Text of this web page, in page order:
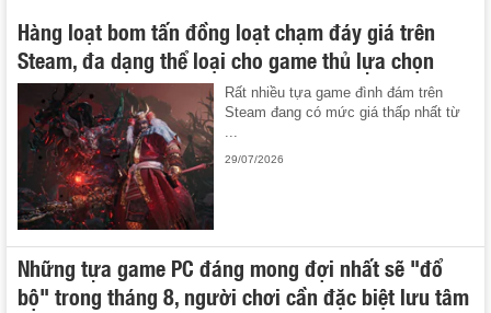
Hàng loạt bom tấn đồng loạt chạm đáy giá trên
Steam, đa dạng thể loại cho game thủ lựa chọn
Rất nhiều tựa game đình đám trên
Steam đang có mức giá thấp nhất từ
29/07/2026
Những tựa game PC đáng mong đợi nhất sẽ "đổ
bộ" trong tháng 8, người chơi cần đặc biệt lưu tâm